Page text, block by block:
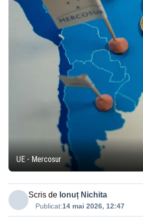
UE - Mercosur
Scris de Ionuț Nichita
Publicat:14 mai 2026, 12:47